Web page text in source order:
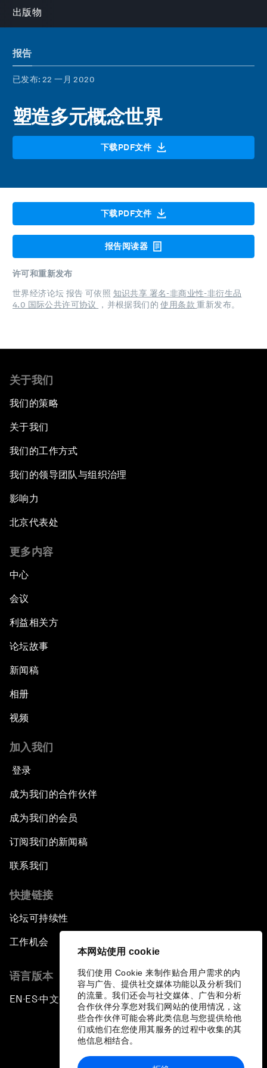
本网站使用 cookie
我们使用 Cookie 来制作贴合用户需求的内
容与广告、提供社交媒体功能以及分析我们
的流量。我们还会与社交媒体、广告和分析
合作伙伴分享您对我们网站的使用情况，这
些合作伙伴可能会将此类信息与您提供给他
们或他们在您使用其服务的过程中收集的其
他信息相结合。
出版物
报告
已发布: 22 一月 2020
塑造多元概念世界
下载PDF文件
下载PDF文件
报告阅读器
许可和重新发布
世界经济论坛 报告 可依照 知识共享 署名-非商业性-非衍生品
4.0 国际公共许可协议
，并根据我们的使用条款重新发布。
关于我们
我们的策略
关于我们
我们的工作方式
我们的领导团队与组织治理
影响力
北京代表处
更多内容
中心
会议
利益相关方
论坛故事
新闻稿
相册
视频
加入我们
登录
成为我们的合作伙伴
成为我们的会员
订阅我们的新闻稿
联系我们
快捷链接
论坛可持续性
工作机会
语言版本
EN ▪ ES▪中文▪ 日本語